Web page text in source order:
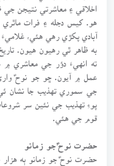
اخلاقي ۽ معاشرتي نتيجن جي
هو. کيس دجله ۽ فرات ماٿري
آبادي پکڙي رهي هئي، غلاميءَ
به ظاهر ٿي رهيون هيون.
ته انهيءَ دؤر جي معاشري
عمل ۾ آيون. ڇو جو نوحؑ
جي سموري تهذيب جا نشان
پوءِ تهذيب جي نئين سر
حضرت نوحؑ جو زمانو
حضرت نوحؑ جو زمانو ٻه